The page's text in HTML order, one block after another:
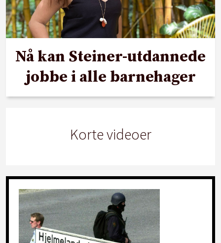
Nå kan Steiner-utdannede
jobbe i alle barnehager
Korte videoer